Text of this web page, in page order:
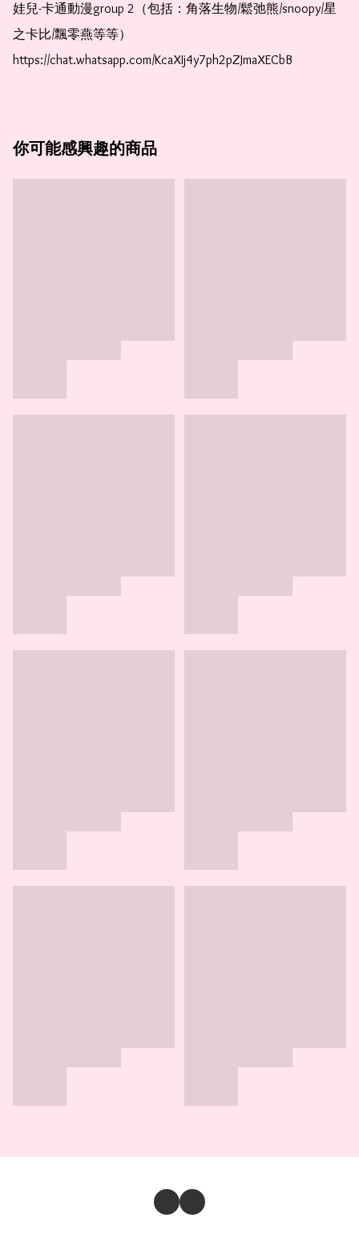
娃兒-卡通動漫group 2（包括：角落生物/鬆弛熊/snoopy/星
之卡比/飄零燕等等）
https://chat.whatsapp.com/KcaXIj4y7ph2pZJmaXECbB
你可能感興趣的商品